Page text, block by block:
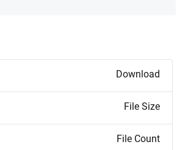
Download
File Size
File Count